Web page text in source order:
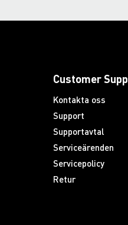
Customer
Kontakta oss
Support
Supportavtal
Serviceärenden
Servicepolicy
Retur